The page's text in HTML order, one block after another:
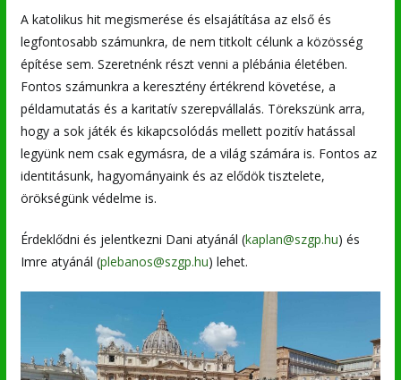
A katolikus hit megismerése és elsajátítása az első és
legfontosabb számunkra, de nem titkolt célunk a közösség
építése sem. Szeretnénk részt venni a plébánia életében.
Fontos számunkra a keresztény értékrend követése, a
példamutatás és a karitatív szerepvállalás. Törekszünk arra,
hogy a sok játék és kikapcsolódás mellett pozitív hatással
legyünk nem csak egymásra, de a világ számára is. Fontos az
identitásunk, hagyományaink és az elődök tisztelete,
örökségünk védelme is.
Érdeklődni és jelentkezni Dani atyánál (kaplan@szgp.hu) és
Imre atyánál (plebanos@szgp.hu) lehet.